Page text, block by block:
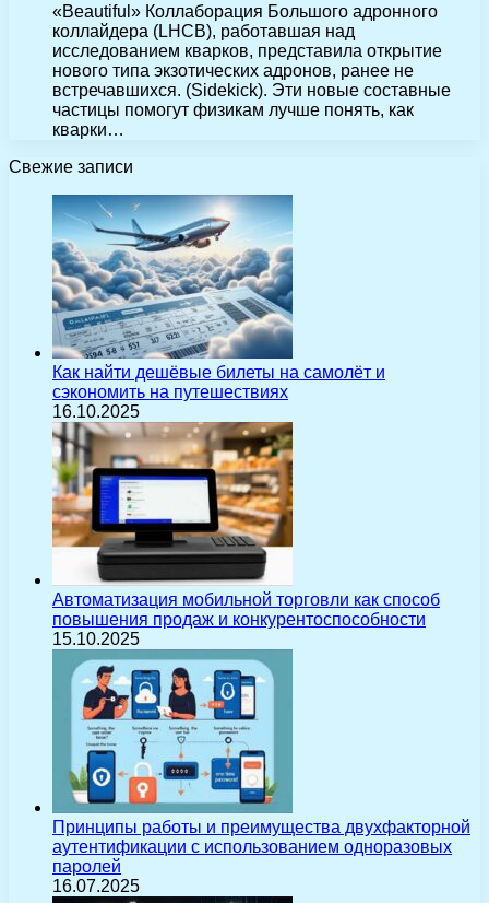
«Beautiful» Коллаборация Большого адронного
коллайдера (LHCB), работавшая над
исследованием кварков, представила открытие
нового типа экзотических адронов, ранее не
встречавшихся. (Sidekick). Эти новые составные
частицы помогут физикам лучше понять, как
кварки…
Свежие записи
Как найти дешёвые билеты на самолёт и
сэкономить на путешествиях
16.10.2025
Автоматизация мобильной торговли как способ
повышения продаж и конкурентоспособности
15.10.2025
Принципы работы и преимущества двухфакторной
аутентификации с использованием одноразовых
паролей
16.07.2025